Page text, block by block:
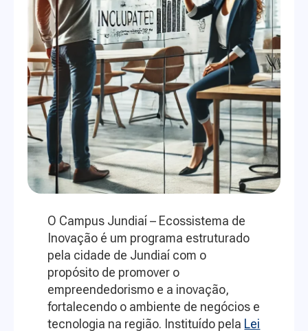
O Campus Jundiaí – Ecossistema de
Inovação é um programa estruturado
pela cidade de Jundiaí com o
propósito de promover o
empreendedorismo e a inovação,
fortalecendo o ambiente de negócios e
tecnologia na região. Instituído pela Lei